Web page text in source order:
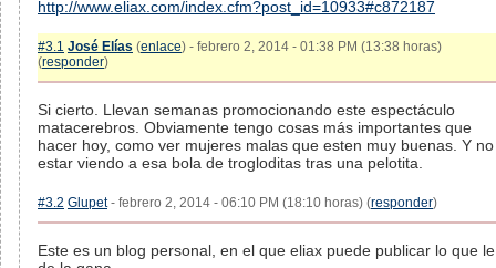
http://www.eliax.com/index.cfm?post_id=10933#c872187
#3.1 José Elías (enlace) - febrero 2, 2014 - 01:38 PM (13:38 horas)
(responder)
Si cierto. Llevan semanas promocionando este espectáculo
matacerebros. Obviamente tengo cosas más importantes que
hacer hoy, como ver mujeres malas que esten muy buenas. Y no
estar viendo a esa bola de trogloditas tras una pelotita.
#3.2 Glupet- febrero 2, 2014 - 06:10 PM (18:10 horas) (responder)
Este es un blog personal, en el que eliax puede publicar lo que le